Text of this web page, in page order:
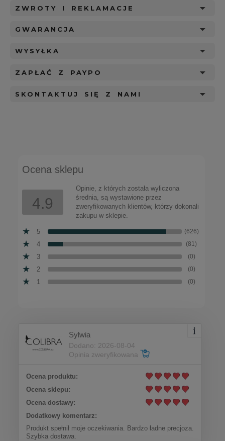
ZWROTY I REKLAMACJE
GWARANCJA
WYSYŁKA
ZAPŁAĆ Z PAYPO
SKONTAKTUJ SIĘ Z NAMI
Ocena sklepu
4.9
Opinie, z których została wyliczona
średnia, są wystawione przez
zweryfikowanych klientów, którzy dokonali
zakupu w sklepie.
5 (626)
4 (81)
3 (0)
2 (0)
1 (0)
Sylwia
Dodano: 2026-08-04
Opinia zweryfikowana
Ocena produktu:
Ocena sklepu:
Ocena dostawy:
Dodatkowy komentarz:
Produkt spełnił moje oczekiwania. Bardzo ładne precjoza.
Szybka dostawa.